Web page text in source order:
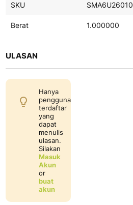
SKU SMA6U26010
Berat 1.000000
ULASAN
Hanya
pengguna
terdaftar
yang
dapat
menulis
ulasan.
Silakan
Masuk
Akun
or
buat
akun